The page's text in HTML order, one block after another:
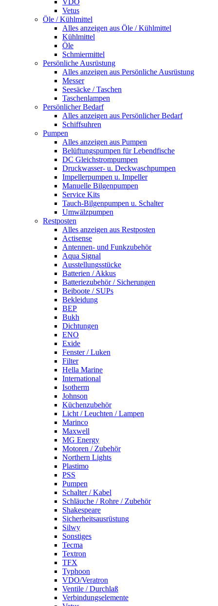
VDO
Vetus
Öle / Kühlmittel
Alles anzeigen aus Öle / Kühlmittel
Kühlmittel
Öle
Schmiermittel
Persönliche Ausrüstung
Alles anzeigen aus Persönliche Ausrüstung
Messer
Seesäcke / Taschen
Taschenlampen
Persönlicher Bedarf
Alles anzeigen aus Persönlicher Bedarf
Schiffsuhren
Pumpen
Alles anzeigen aus Pumpen
Belüftungspumpen für Lebendfische
DC Gleichstrompumpen
Druckwasser- u. Deckwaschpumpen
Impellerpumpen u. Impeller
Manuelle Bilgenpumpen
Service Kits
Tauch-Bilgenpumpen u. Schalter
Umwälzpumpen
Restposten
Alles anzeigen aus Restposten
Actisense
Antennen- und Funkzubehör
Aqua Signal
Ausstellungsstücke
Batterien / Akkus
Batteriezubehör / Sicherungen
Beiboote / SUPs
Bekleidung
BEP
Bukh
Dichtungen
ENO
Exide
Fenster / Luken
Filter
Hella Marine
International
Isotherm
Johnson
Küchenzubehör
Licht / Leuchten / Lampen
Marinco
Maxwell
MG Energy
Motoren / Zubehör
Northern Lights
Plastimo
PSS
Pumpen
Schalter / Kabel
Schläuche / Rohre / Zubehör
Shakespeare
Sicherheitsausrüstung
Silwy
Sonstiges
Tecma
Textron
TFX
Typhoon
VDO/Veratron
Ventile / Durchlaß
Verbindungselemente